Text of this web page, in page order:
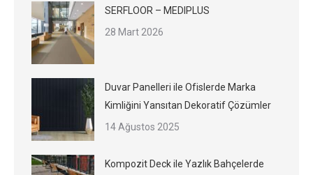
SERFLOOR – MEDIPLUS
28 Mart 2026
Duvar Panelleri ile Ofislerde Marka
Kimliğini Yansıtan Dekoratif Çözümler
14 Ağustos 2025
Kompozit Deck ile Yazlık Bahçelerde